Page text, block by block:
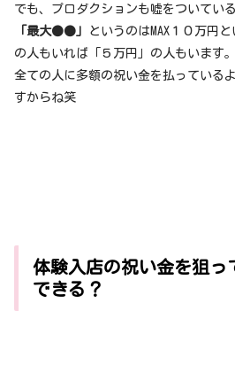
でも、プロダクションも嘘をついてい
「最大●●」
というのはMAX１０万円
の人もいれば「５万円」の人もいます
全ての人に多額の祝い金を払っている
すからね笑
体験入店の祝い金を狙っ
できる？